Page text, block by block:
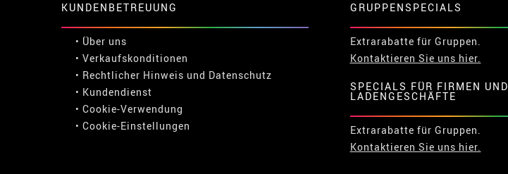
KUNDENBETREUUNG
• Über uns
• Verkaufskonditionen
• Rechtlicher Hinweis und Datenschutz
• Kundendienst
• Cookie-Verwendung
• Cookie-Einstellungen
GRUPPENSPECIALS
Extrarabatte für Gruppen.
Kontaktieren Sie uns hier.
SPECIALS FÜR FIRMEN UND
LADENGESCHÄFTE
Extrarabatte für Gruppen.
Kontaktieren Sie uns hier.